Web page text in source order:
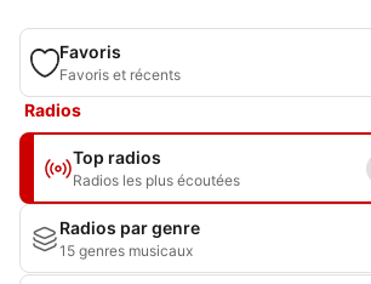
Favoris
Favoris et récents
Radios
Top radios
Radios les plus écoutées
Radios par genre
15 genres musicaux